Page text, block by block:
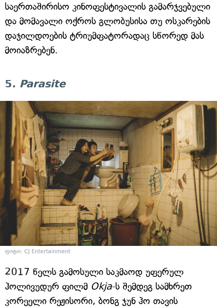
საერთაშირისო კინოფესტივალის გამარჯვებული
და მომავალი ოქროს გლობუსისა თუ ოსკარების
დაჯილდოების ტრიუმფატორადაც სწორედ მას
მოიაზრებენ.
5. Parasite
ფოტო: CJ Entertainment
2017 წელს გამოსული საკმაოდ უფერულ
ჰოლივუდურ ფილმ Okja-ს შემდეგ სამხრეთ
კორეელი რეჟისორი, ბონგ ჯუნ ჰო თავის